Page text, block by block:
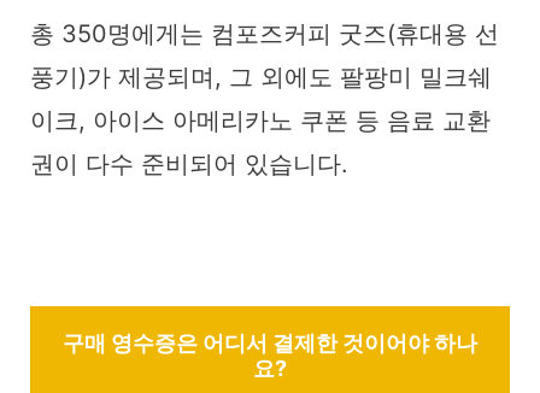
총 350명에게는 컴포즈커피 굿즈(휴대용 선
풍기)가 제공되며, 그 외에도 팔팡미 밀크쉐
이크, 아이스 아메리카노 쿠폰 등 음료 교환
권이 다수 준비되어 있습니다.
구매 영수증은 어디서 결제한 것이어야 하나
요?